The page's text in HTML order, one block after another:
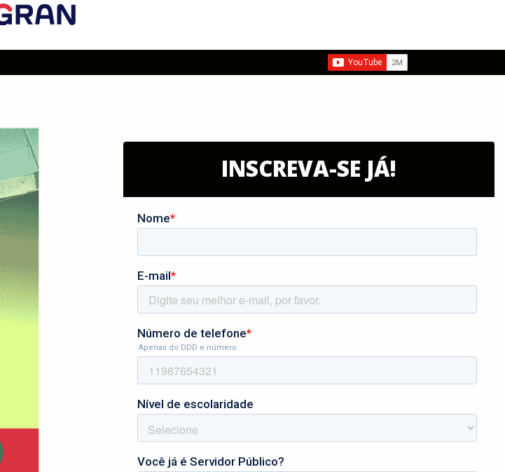
INSCREVA-SE JÁ!